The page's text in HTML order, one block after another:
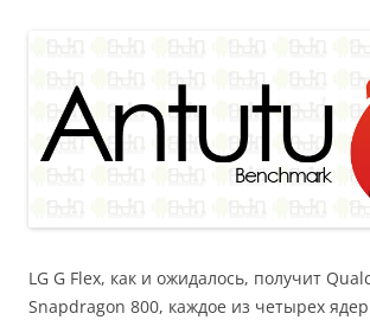
LG G Flex, как и ожидалось, получит
Snapdragon 800, каждое из четырех ядер